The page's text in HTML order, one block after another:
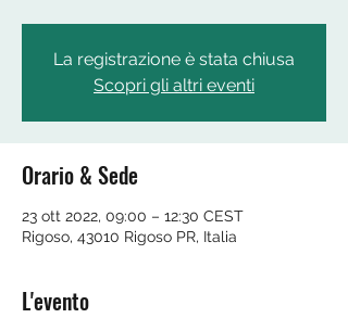
La registrazione è stata chiusa
Scopri gli altri eventi
Orario & Sede
23 ott 2022, 09:00 – 12:30 CEST
Rigoso, 43010 Rigoso PR, Italia
L'evento